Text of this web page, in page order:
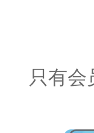
只有会